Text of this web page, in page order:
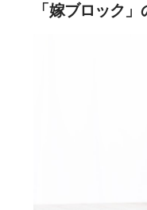
「嫁ブロック